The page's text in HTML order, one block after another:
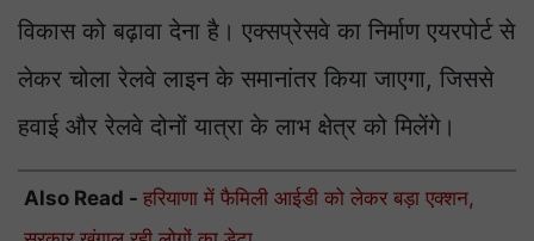
विकास को बढ़ावा देना है। एक्सप्रेसवे का निर्माण एयरपोर्ट से
लेकर चोला रेलवे लाइन के समानांतर किया जाएगा, जिससे
हवाई और रेलवे दोनों यात्रा के लाभ क्षेत्र को मिलेंगे।
Also Read - हरियाणा में फैमिली आईडी को लेकर बड़ा एक्शन,